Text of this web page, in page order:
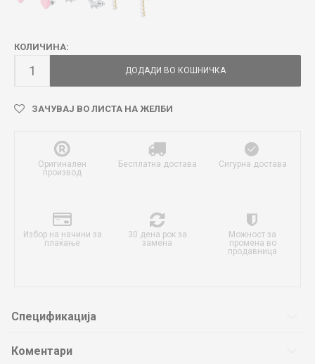
КОЛИЧИНА:
ДОДАДИ ВО КОШНИЧКА
ЗАЧУВАЈ ВО ЛИСТА НА ЖЕЛБИ
Оригинален
производ
Бесплатна достава Сигурна достава
Избор на начини за
плаќање
30 дена рок за
замена
Можност за
промена во
продавница
Спецификација
Коментари